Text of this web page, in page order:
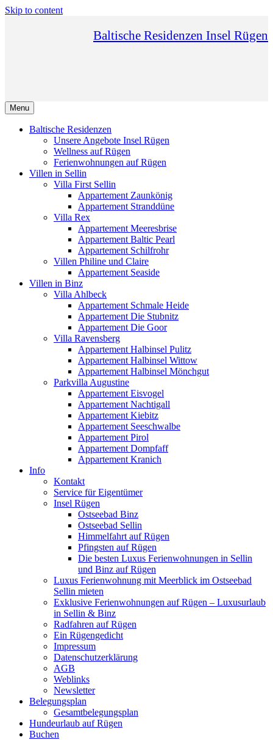
Skip to content
Baltische Residenzen Insel Rügen
Menu
Baltische Residenzen
Unsere Angebote Insel Rügen
Wellness auf Rügen
Ferienwohnungen auf Rügen
Villen in Sellin
Villa First Sellin
Appartement Zaunkönig
Appartement Stranddüne
Villa Rex
Appartement Meeresbrise
Appartement Baltic Pearl
Appartement Schilfrohr
Villen Philine und Claire
Appartement Seaside
Villen in Binz
Villa Ahlbeck
Appartement Schmale Heide
Appartement Die Stubnitz
Appartement Die Goor
Villa Ravensberg
Appartement Halbinsel Pulitz
Appartement Halbinsel Wittow
Appartement Halbinsel Mönchgut
Parkvilla Augustine
Appartement Eisvogel
Appartement Nachtigall
Appartement Kiebitz
Appartement Seeschwalbe
Appartement Pirol
Appartement Dompfaff
Appartement Kranich
Info
Kontakt
Service für Eigentümer
Insel Rügen
Ostseebad Binz
Ostseebad Sellin
Himmelfahrt auf Rügen
Pfingsten auf Rügen
Die besten Luxus Ferienwohnungen in Sellin
und Binz auf Rügen
Luxus Ferienwohnung mit Meerblick im Ostseebad
Sellin mieten
Exklusive Ferienwohnungen auf Rügen – Luxusurlaub
in Sellin & Binz
Radfahren auf Rügen
Ein Rügengedicht
Impressum
Datenschutzerklärung
AGB
Weblinks
Newsletter
Belegungsplan
Gesamtbelegungsplan
Hundeurlaub auf Rügen
Buchen